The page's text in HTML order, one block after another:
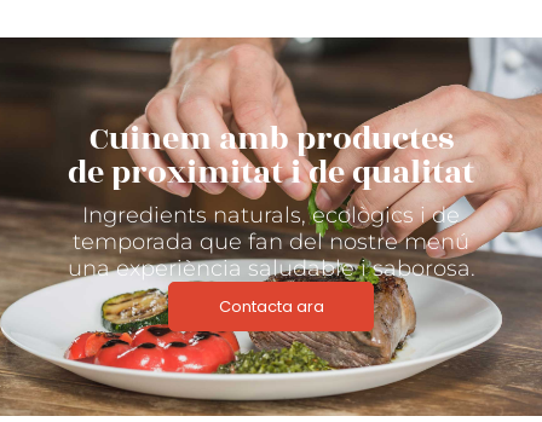
Cuinem amb productes
de proximitat i de qualitat
Ingredients naturals, ecològics i de
temporada que fan del nostre menú
una experiència saludable i saborosa.
Contacta ara